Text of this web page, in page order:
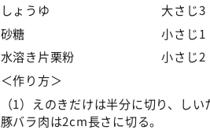
しょうゆ 大さじ3
砂糖 小さじ1
水溶き片栗粉 小さじ2
＜作り方＞
（1）えのきだけは半分に切り、し
豚バラ肉は2cm長さに切る。